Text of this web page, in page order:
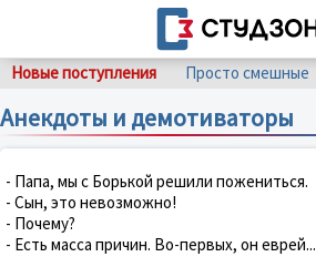
Новые поступления Просто смешные
Анекдоты и демотиваторы
- Папа, мы с Борькой решили пожениться.
- Сын, это невозможно!
- Почему?
- Есть масса причин. Во-первых, он еврей...